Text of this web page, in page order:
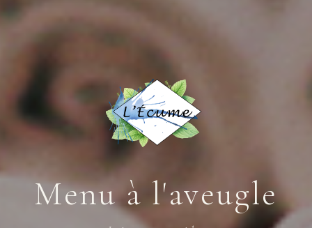
Menu à l'aveugle